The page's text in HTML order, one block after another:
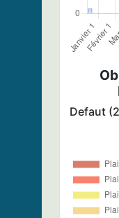
Defaut